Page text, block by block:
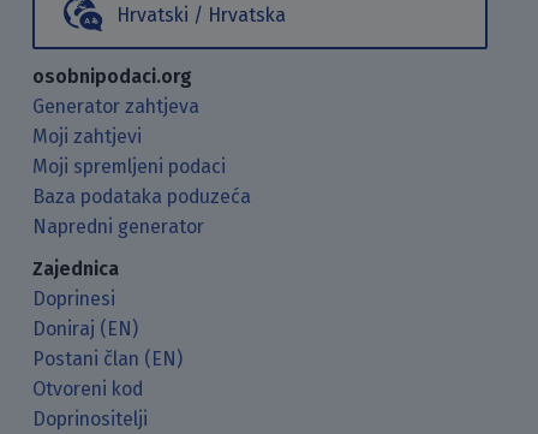
Hrvatski / Hrvatska
osobnipodaci.org
Generator zahtjeva
Moji zahtjevi
Moji spremljeni podaci
Baza podataka poduzeća
Napredni generator
Zajednica
Doprinesi
Doniraj (EN)
Postani član (EN)
Otvoreni kod
Doprinositelji